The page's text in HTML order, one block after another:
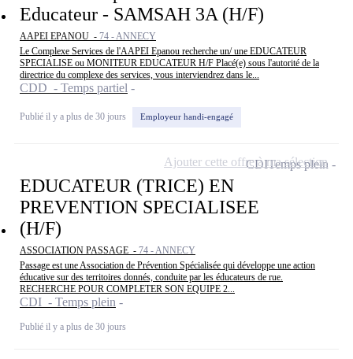
Educateur - SAMSAH 3A (H/F)
AAPEI EPANOU - 74 - ANNECY
Le Complexe Services de l'AAPEI Epanou recherche un/ une EDUCATEUR
SPECIALISE ou MONITEUR EDUCATEUR H/F Placé(e) sous l'autorité de la
directrice du complexe des services, vous interviendrez dans le...
CDD - Temps partiel
Publié il y a plus de 30 jours Employeur handi-engagé
EDUCATEUR (TRICE) EN
PREVENTION SPECIALISEE
(H/F)
ASSOCIATION PASSAGE - 74 - ANNECY
Passage est une Association de Prévention Spécialisée qui développe une action
éducative sur des territoires donnés, conduite par les éducateurs de rue.
RECHERCHE POUR COMPLETER SON EQUIPE 2...
CDI - Temps plein
Publié il y a plus de 30 jours
CDITemps plein
Ajouter cette offre à ma sélection